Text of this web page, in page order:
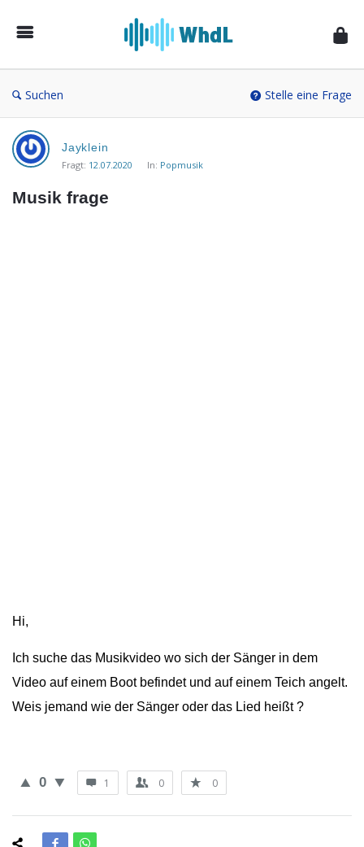
von
Suchen Stelle eine Frage
Musikforum
von
WieheisstdasLied.de
Jayklein
Fragt: 12.07.2020 In: Popmusik
Musik frage
Hi,
Ich suche das Musikvideo wo sich der Sänger in dem
Video auf einem Boot befindet und auf einem Teich angelt.
Weis jemand wie der Sänger oder das Lied heißt ?
0 1 0 0